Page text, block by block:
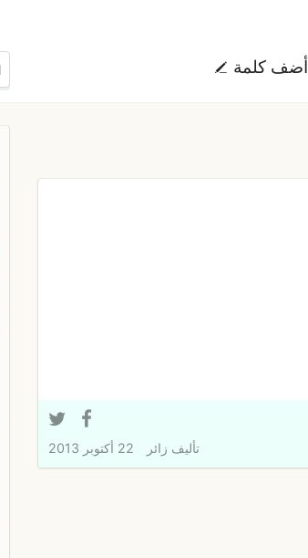
أضف كلمة
تأليف زائر 22 أكتوبر 2013